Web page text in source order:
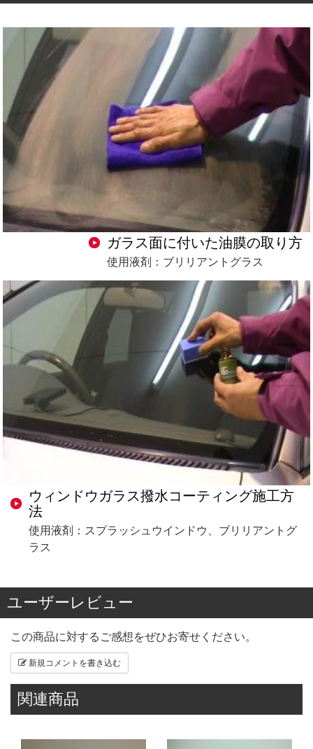
ガラス面に付いた油膜の取り方
使用液剤：ブリリアントグラス
ウィンドウガラス撥水コーティング施工方
法
使用液剤：スプラッシュウインドウ、ブリリアントグ
ラス
ユーザーレビュー
この商品に対するご感想をぜひお寄せください。
新規コメントを書き込む
関連商品